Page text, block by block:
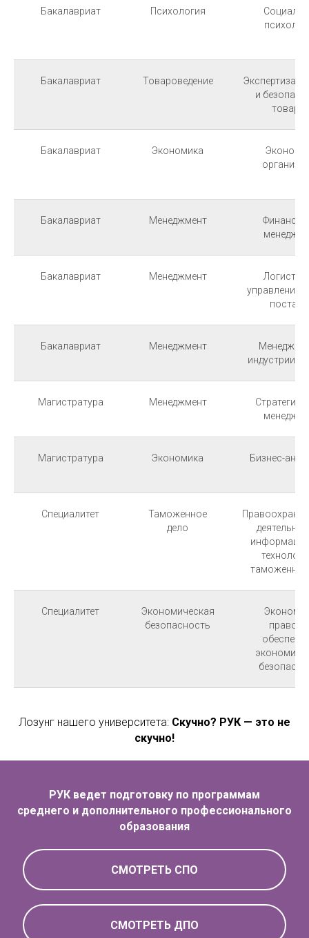
Бакалавриат Психология
Бакалавриат Товароведение
Экспертиза
и
Бакалавриат Экономика
Бакалавриат Менеджмент
Бакалавриат Менеджмент
управление
Бакалавриат Менеджмент
индустрии
Магистратура Менеджмент
Магистратура Экономика Бизнес-
Специалитет
Таможенное
дело
Специалитет
Экономическая
безопасность
Лозунг нашего университета: Скучно? РУК — это не
скучно!
РУК ведет подготовку по программам
среднего и дополнительного профессионального
образования
СМОТРЕТЬ СПО
СМОТРЕТЬ ДПО